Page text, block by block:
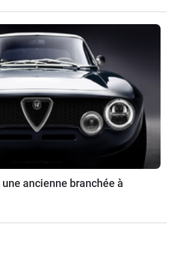
ancienne branchée à